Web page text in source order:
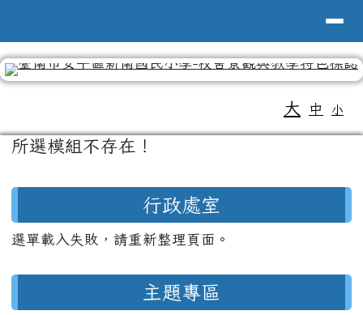
大 中 小
主內容區域
所選模組不存在！
行政處室
選單載入失敗，請重新整理頁面。
主題專區
頁尾區域